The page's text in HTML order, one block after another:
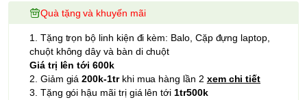
Quà tặng và khuyến mãi
1. Tặng trọn bộ linh kiện đi kèm: Balo, Cặp đựng laptop,
chuột không dây và bàn di chuột
Giá trị lên tới 600k
2. Giảm giá200k-1trkhi mua hàng lần 2 xem chi tiết
3. Tặng gói hậu mãi trị giá lên tới 1tr500k